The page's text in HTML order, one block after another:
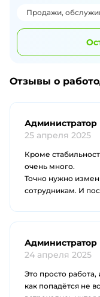
Продажи,
Отзывы о
Администратор
25 апреля 2025
Кроме
очень много.
Точно нужно
сотрудникам. И
Администратор
24 апреля 2025
Это просто
как попадётся не